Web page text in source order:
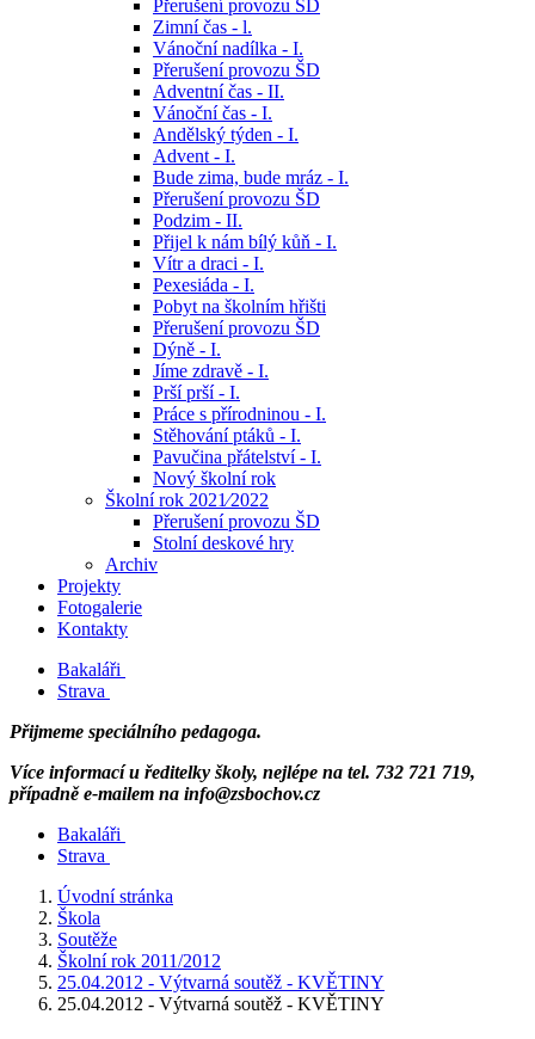
Přerušení provozu ŠD
Zimní čas - l.
Vánoční nadílka - I.
Přerušení provozu ŠD
Adventní čas - II.
Vánoční čas - I.
Andělský týden - I.
Advent - I.
Bude zima, bude mráz - I.
Přerušení provozu ŠD
Podzim - II.
Přijel k nám bílý kůň - I.
Vítr a draci - I.
Pexesiáda - I.
Pobyt na školním hřišti
Přerušení provozu ŠD
Dýně - I.
Jíme zdravě - I.
Prší prší - I.
Práce s přírodninou - I.
Stěhování ptáků - I.
Pavučina přátelství - I.
Nový školní rok
Školní rok 2021⁄2022
Přerušení provozu ŠD
Stolní deskové hry
Archiv
Projekty
Fotogalerie
Kontakty
Bakaláři
Strava
Přijmeme speciálního pedagoga.
Více informací u ředitelky školy, nejlépe na tel. 732 721 719,
případně e-mailem na info@zsbochov.cz
Bakaláři
Strava
Úvodní stránka
Škola
Soutěže
Školní rok 2011/2012
25.04.2012 - Výtvarná soutěž - KVĚTINY
25.04.2012 - Výtvarná soutěž - KVĚTINY